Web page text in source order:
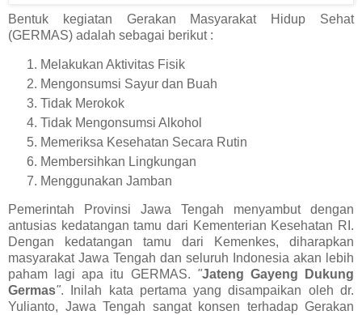
Bentuk kegiatan Gerakan Masyarakat Hidup Sehat
(GERMAS) adalah sebagai berikut :
Melakukan Aktivitas Fisik
Mengonsumsi Sayur dan Buah
Tidak Merokok
Tidak Mengonsumsi Alkohol
Memeriksa Kesehatan Secara Rutin
Membersihkan Lingkungan
Menggunakan Jamban
Pemerintah Provinsi Jawa Tengah menyambut dengan
antusias kedatangan tamu dari Kementerian Kesehatan RI.
Dengan kedatangan tamu dari Kemenkes, diharapkan
masyarakat Jawa Tengah dan seluruh Indonesia akan lebih
paham lagi apa itu GERMAS. "Jateng Gayeng Dukung
Germas". Inilah kata pertama yang disampaikan oleh dr.
Yulianto, Jawa Tengah sangat konsen terhadap Gerakan